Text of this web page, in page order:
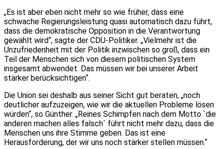
„Es ist aber eben nicht mehr so wie früher, dass eine
schwache Regierungsleistung quasi automatisch dazu führt,
dass die demokratische Opposition in die Verantwortung
gewählt wird“, sagte der CDU-Politiker. „Vielmehr ist die
Unzufriedenheit mit der Politik inzwischen so groß, dass ein
Teil der Menschen sich von diesem politischen System
insgesamt abwendet. Das müssen wir bei unserer Arbeit
stärker berücksichtigen“.
Die Union sei deshalb aus seiner Sicht gut beraten, „noch
deutlicher aufzuzeigen, wie wir die aktuellen Probleme lösen
würden“, so Günther. „Reines Schimpfen nach dem Motto `die
anderen machen alles falsch` führt nicht mehr dazu, dass die
Menschen uns ihre Stimme geben. Das ist eine
Herausforderung, der wir uns noch stärker stellen müssen.“